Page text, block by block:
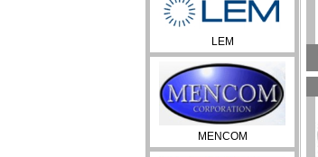
LEM
MENCOM